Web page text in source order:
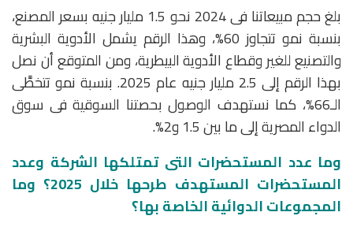
بلغ حجم مبيعاتنا فى 2024 نحو 1.5 مليار جنيه بسعر المصنع،
بنسبة نمو تتجاوز 60%، وهذا الرقم يشمل الأدوية البشرية
والتصنيع للغير وقطاع الأدوية البيطرية، ومن المتوقع أن نصل
بهذا الرقم إلى 2.5 مليار جنيه عام 2025. بنسبة نمو تتخطَّى
الـ66%، كما نستهدف الوصول بحصتنا السوقية فى سوق
الدواء المصرية إلى ما بين 1.5 و2%.
وما عدد المستحضرات التى تمتلكها الشركة وعدد
المستحضرات المستهدف طرحها خلال 2025؟ وما
المجموعات الدوائية الخاصة بها؟